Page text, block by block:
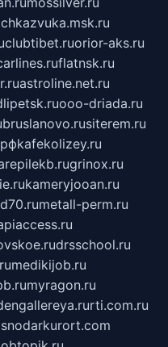
clubtibet.ruorior-aks.ru
flatnsk.ru
astroline.net.ru
ooo-driada.ru
bruslanovo.rusiterem.ru
kafekolizey.ru
grinox.ru
kameryjooan.ru
metall-perm.ru
drsschool.ru
medikijob.ru
myragon.ru
rti.com.ru